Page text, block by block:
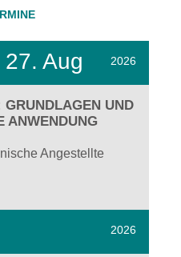
27. Aug 2026
GRUNDLAGEN UND
ANWENDUNG
Angestellte
2026